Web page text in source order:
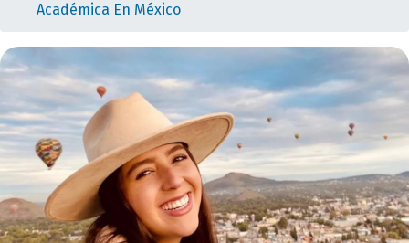
Académica En México